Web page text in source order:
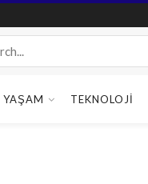
YAŞAM TEKNOLOJI